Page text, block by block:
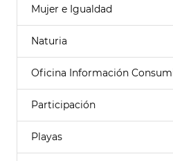
Mujer e Igualdad
Naturia
Oficina Información
Participación
Playas